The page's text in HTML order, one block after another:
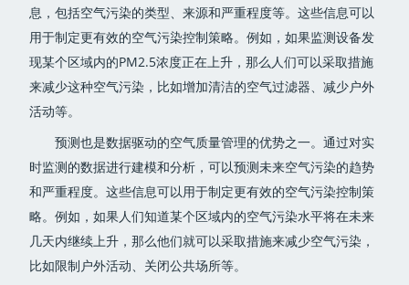
息，包括空气污染的类型、来源和严重程度等。这些信息可以
用于制定更有效的空气污染控制策略。例如，如果监测设备发
现某个区域内的PM2.5浓度正在上升，那么人们可以采取措施
来减少这种空气污染，比如增加清洁的空气过滤器、减少户外
活动等。
预测也是数据驱动的空气质量管理的优势之一。通过对实
时监测的数据进行建模和分析，可以预测未来空气污染的趋势
和严重程度。这些信息可以用于制定更有效的空气污染控制策
略。例如，如果人们知道某个区域内的空气污染水平将在未来
几天内继续上升，那么他们就可以采取措施来减少空气污染，
比如限制户外活动、关闭公共场所等。